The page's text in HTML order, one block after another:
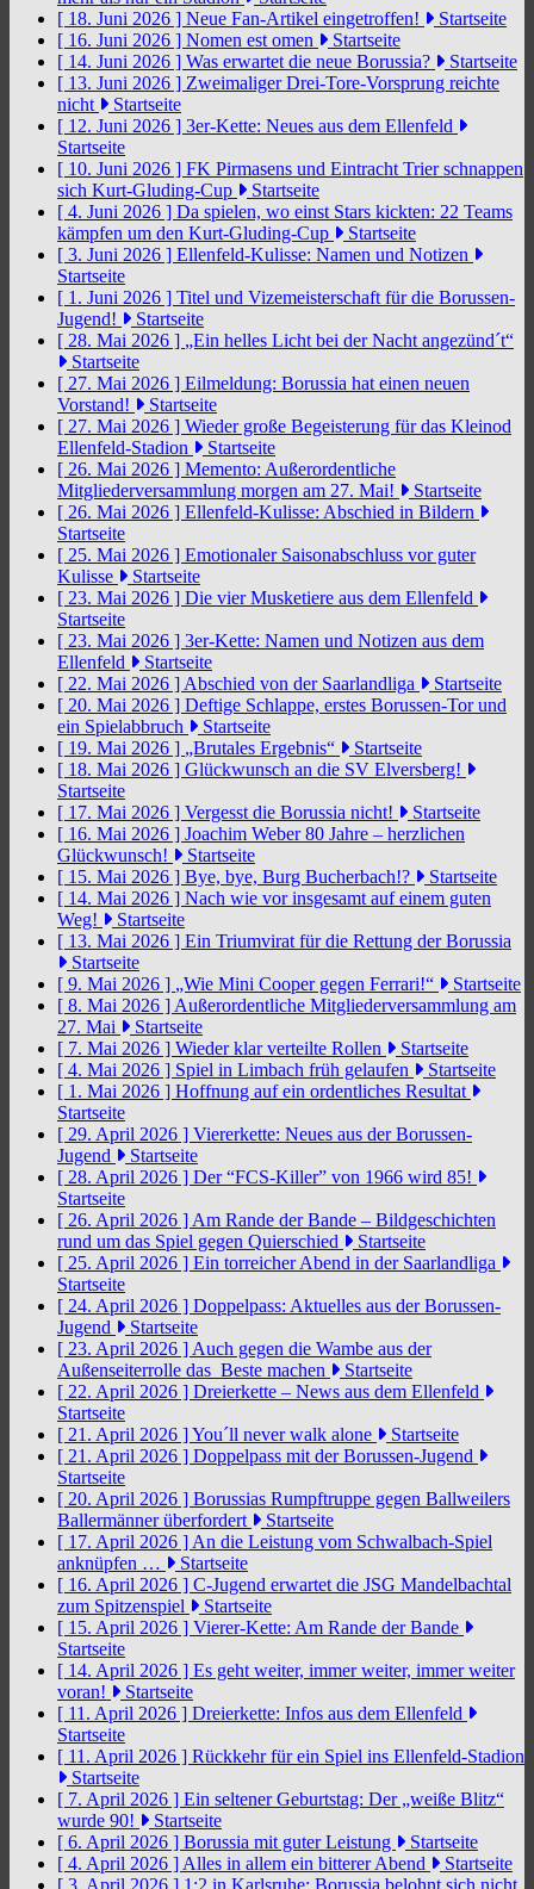
[ 18. Juni 2026 ] Neue Fan-Artikel eingetroffen!
Startseite
[ 16. Juni 2026 ] Nomen est omen
Startseite
[ 14. Juni 2026 ] Was erwartet die neue Borussia?
Startseite
[ 13. Juni 2026 ] Zweimaliger Drei-Tore-Vorsprung reichte
nicht
Startseite
[ 12. Juni 2026 ] 3er-Kette: Neues aus dem Ellenfeld
Startseite
[ 10. Juni 2026 ] FK Pirmasens und Eintracht Trier schnappen
sich Kurt-Gluding-Cup
Startseite
[ 4. Juni 2026 ] Da spielen, wo einst Stars kickten: 22 Teams
kämpfen um den Kurt-Gluding-Cup
Startseite
[ 3. Juni 2026 ] Ellenfeld-Kulisse: Namen und Notizen
Startseite
[ 1. Juni 2026 ] Titel und Vizemeisterschaft für die Borussen-
Jugend!
Startseite
[ 28. Mai 2026 ] „Ein helles Licht bei der Nacht angezünd´t“
Startseite
[ 27. Mai 2026 ] Eilmeldung: Borussia hat einen neuen
Vorstand!
Startseite
[ 27. Mai 2026 ] Wieder große Begeisterung für das Kleinod
Ellenfeld-Stadion
Startseite
[ 26. Mai 2026 ] Memento: Außerordentliche
Mitgliederversammlung morgen am 27. Mai!
Startseite
[ 26. Mai 2026 ] Ellenfeld-Kulisse: Abschied in Bildern
Startseite
[ 25. Mai 2026 ] Emotionaler Saisonabschluss vor guter
Kulisse
Startseite
[ 23. Mai 2026 ] Die vier Musketiere aus dem Ellenfeld
Startseite
[ 23. Mai 2026 ] 3er-Kette: Namen und Notizen aus dem
Ellenfeld
Startseite
[ 22. Mai 2026 ] Abschied von der Saarlandliga
Startseite
[ 20. Mai 2026 ] Deftige Schlappe, erstes Borussen-Tor und
ein Spielabbruch
Startseite
[ 19. Mai 2026 ] „Brutales Ergebnis“
Startseite
[ 18. Mai 2026 ] Glückwunsch an die SV Elversberg!
Startseite
[ 17. Mai 2026 ] Vergesst die Borussia nicht!
Startseite
[ 16. Mai 2026 ] Joachim Weber 80 Jahre – herzlichen
Glückwunsch!
Startseite
[ 15. Mai 2026 ] Bye, bye, Burg Bucherbach!?
Startseite
[ 14. Mai 2026 ] Nach wie vor insgesamt auf einem guten
Weg!
Startseite
[ 13. Mai 2026 ] Ein Triumvirat für die Rettung der Borussia
Startseite
[ 9. Mai 2026 ] „Wie Mini Cooper gegen Ferrari!“
Startseite
[ 8. Mai 2026 ] Außerordentliche Mitgliederversammlung am
27. Mai
Startseite
[ 7. Mai 2026 ] Wieder klar verteilte Rollen
Startseite
[ 4. Mai 2026 ] Spiel in Limbach früh gelaufen
Startseite
[ 1. Mai 2026 ] Hoffnung auf ein ordentliches Resultat
Startseite
[ 29. April 2026 ] Viererkette: Neues aus der Borussen-
Jugend
Startseite
[ 28. April 2026 ] Der “FCS-Killer” von 1966 wird 85!
Startseite
[ 26. April 2026 ] Am Rande der Bande – Bildgeschichten
rund um das Spiel gegen Quierschied
Startseite
[ 25. April 2026 ] Ein torreicher Abend in der Saarlandliga
Startseite
[ 24. April 2026 ] Doppelpass: Aktuelles aus der Borussen-
Jugend
Startseite
[ 23. April 2026 ] Auch gegen die Wambe aus der
Außenseiterrolle das Beste machen
Startseite
[ 22. April 2026 ] Dreierkette – News aus dem Ellenfeld
Startseite
[ 21. April 2026 ]You´ll never walk alone
Startseite
[ 21. April 2026 ] Doppelpass mit der Borussen-Jugend
Startseite
[ 20. April 2026 ] Borussias Rumpftruppe gegen Ballweilers
Ballermänner überfordert
Startseite
[ 17. April 2026 ] An die Leistung vom Schwalbach-Spiel
anknüpfen …
Startseite
[ 16. April 2026 ] C-Jugend erwartet die JSG Mandelbachtal
zum Spitzenspiel
Startseite
[ 15. April 2026 ] Vierer-Kette: Am Rande der Bande
Startseite
[ 14. April 2026 ] Es geht weiter, immer weiter, immer weiter
voran!
Startseite
[ 11. April 2026 ] Dreierkette: Infos aus dem Ellenfeld
Startseite
[ 11. April 2026 ] Rückkehr für ein Spiel ins Ellenfeld-Stadion
Startseite
[ 7. April 2026 ] Ein seltener Geburtstag: Der „weiße Blitz“
wurde 90!
Startseite
[ 6. April 2026 ] Borussia mit guter Leistung
Startseite
[ 4. April 2026 ] Alles in allem ein bitterer Abend
Startseite
[ 3. April 2026 ] 1:2 in Karlsruhe: Borussia belohnt sich nicht